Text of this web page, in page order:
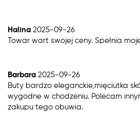
Halina 2025-09-26
Towar wart swojej ceny. Spełnia
Barbara 2025-09-26
Buty bardzo eleganckie,mięciutka
wygodne w chodzeniu. Polecam
zakupu tego obuwia.